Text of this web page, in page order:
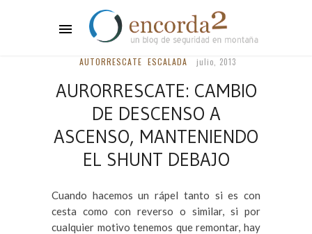
AUTORRESCATE ESCALADA julio, 2013
AURORRESCATE: CAMBIO
DE DESCENSO A
ASCENSO, MANTENIENDO
EL SHUNT DEBAJO
Cuando hacemos un rápel tanto si es con
cesta como con reverso o similar, si por
cualquier motivo tenemos que remontar, hay